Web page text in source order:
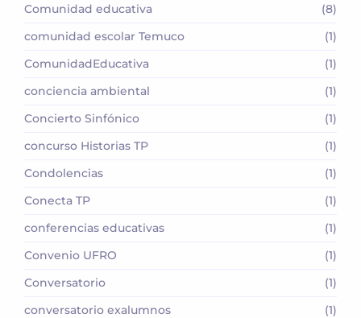
Comunidad educativa
(8)
comunidad escolar Temuco
(1)
ComunidadEducativa
(1)
conciencia ambiental
(1)
Concierto Sinfónico
(1)
concurso Historias TP
(1)
Condolencias
(1)
Conecta TP
(1)
conferencias educativas
(1)
Convenio UFRO
(1)
Conversatorio
(1)
conversatorio exalumnos
(1)